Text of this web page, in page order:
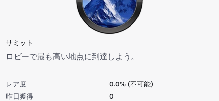
サミット
ロビーで最も高い地点に到達しよう。
レア度
0.0% (不可能)
昨日獲得
0